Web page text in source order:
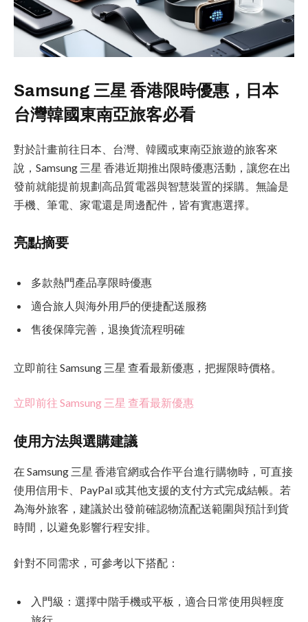
Samsung 三星 香港限時優惠，日本
台灣韓國東南亞旅客必看
對於計畫前往日本、台灣、韓國或東南亞旅遊的旅客來
說，Samsung 三星 香港近期推出限時優惠活動，讓您在出
發前就能提前規劃高品質電器與智慧裝置的採購。無論是
手機、筆電、家電還是周邊配件，皆有實惠選擇。
亮點摘要
多款熱門產品享限時優惠
適合旅人與海外用戶的便捷配送服務
售後保障完善，退換貨流程明確
立即前往 Samsung 三星 查看最新優惠，把握限時價格。
立即前往 Samsung 三星 查看最新優惠
使用方法與選購建議
在 Samsung 三星 香港官網或合作平台進行購物時，可直接
使用信用卡、PayPal 或其他支援的支付方式完成結帳。若
為海外旅客，建議於出發前確認物流配送範圍與預計到貨
時間，以避免影響行程安排。
針對不同需求，可參考以下搭配：
入門級：選擇中階手機或平板，適合日常使用與輕度
旅行。